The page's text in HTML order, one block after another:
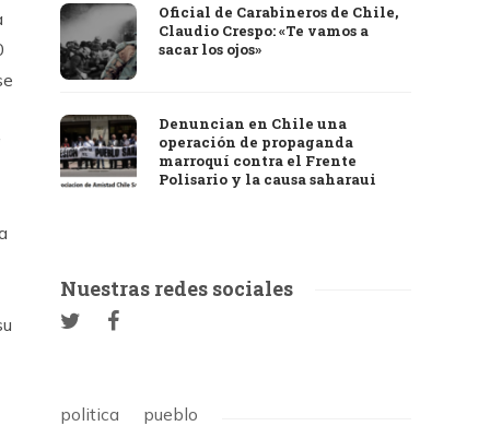
Oficial de Carabineros de Chile,
Claudio Crespo: «Te vamos a
sacar los ojos»
Denuncian en Chile una
operación de propaganda
marroquí contra el Frente
Polisario y la causa saharaui
Nuestras redes sociales
politica pueblo